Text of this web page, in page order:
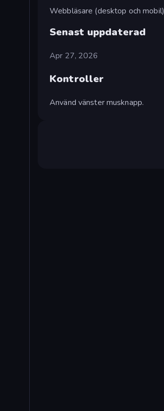
Webbläsare (desktop och mobil)
Senast uppdaterad
Apr 27, 2026
Kontroller
Använd vänster musknapp.